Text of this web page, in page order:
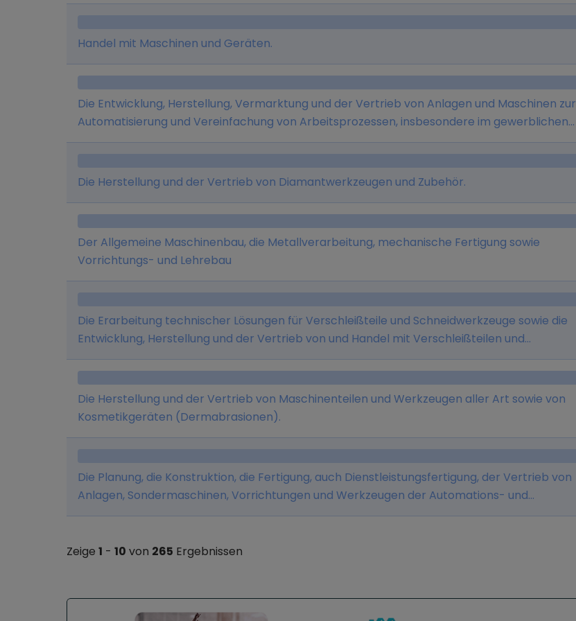
Handel mit Maschinen und Geräten.
Die Entwicklung, Herstellung, Vermarktung und der Vertrieb von Anlagen und Maschinen zur
Automatisierung und Vereinfachung von Arbeitsprozessen, insbesondere im gewerblichen
und industriellen Umfeld.
Die Herstellung und der Vertrieb von Diamantwerkzeugen und Zubehör.
Der Allgemeine Maschinenbau, die Metallverarbeitung, mechanische Fertigung sowie
Vorrichtungs- und Lehrebau
Die Erarbeitung technischer Lösungen für Verschleißteile und Schneidwerkzeuge sowie die
Entwicklung, Herstellung und der Vertrieb von und Handel mit Verschleißteilen und
Schneidwerkzeugen.
Die Herstellung und der Vertrieb von Maschinenteilen und Werkzeugen aller Art sowie von
Kosmetikgeräten (Dermabrasionen).
Die Planung, die Konstruktion, die Fertigung, auch Dienstleistungsfertigung, der Vertrieb von
Anlagen, Sondermaschinen, Vorrichtungen und Werkzeugen der Automations- und
Montagetechnik sowie die Entwicklung und der Vertrieb von Software zum Betrieb und der
Zeige 1 - 10 von 265 Ergebnissen